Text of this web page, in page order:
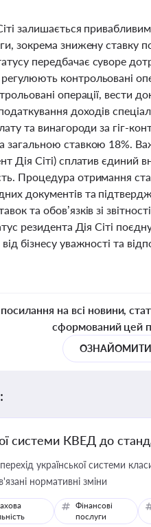
залишається
зокрема знижену ставку
передбачає суворе
контрольовані
операції, вести
доходів
та винагороди за гіг-
загальною ставкою 18%.
Дія Сіті) сплатив єдиний
Процедура отримання
документів та
та обов’язків зі
резидента Дія Сіті
бізнесу уважності та
на всі новини,
сформований цей
системи КВЕД до
української системи
нормативні зміни
Фінансові
послуги